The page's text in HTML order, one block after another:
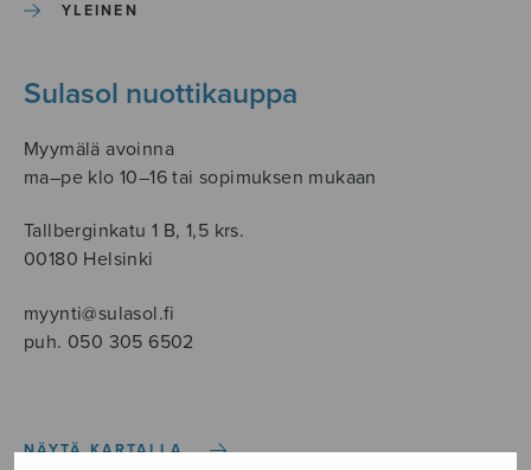
YLEINEN
Sulasol nuottikauppa
Myymälä avoinna
ma–pe klo 10–16 tai sopimuksen mukaan
Tallberginkatu 1 B, 1,5 krs.
00180 Helsinki
myynti@sulasol.fi
puh. 050 305 6502
NÄYTÄ KARTALLA